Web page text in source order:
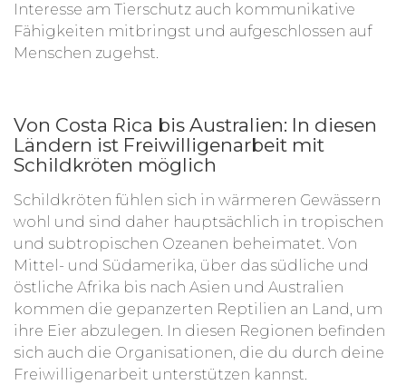
Interesse am Tierschutz auch kommunikative
Fähigkeiten mitbringst und aufgeschlossen auf
Menschen zugehst.
Von Costa Rica bis Australien: In diesen
Ländern ist Freiwilligenarbeit mit
Schildkröten möglich
Schildkröten fühlen sich in wärmeren Gewässern
wohl und sind daher hauptsächlich in tropischen
und subtropischen Ozeanen beheimatet. Von
Mittel- und Südamerika, über das südliche und
östliche Afrika bis nach Asien und Australien
kommen die gepanzerten Reptilien an Land, um
ihre Eier abzulegen. In diesen Regionen befinden
sich auch die Organisationen, die du durch deine
Freiwilligenarbeit unterstützen kannst.